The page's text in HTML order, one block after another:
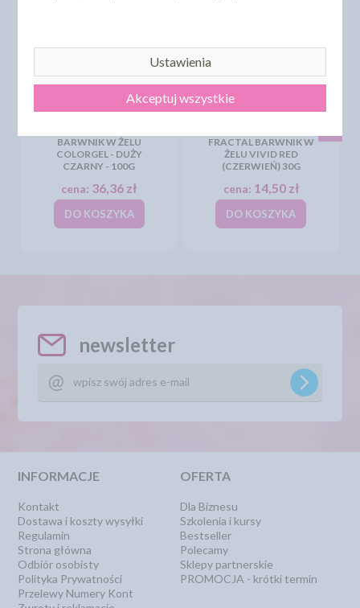
BARWNIK W ŻELU
COLORGEL - DUŻY
CZARNY - 100G
cena: 36,36 zł
DO KOSZYKA
FRACTAL BARWNIK W
ŻELU VIVID RED
(CZERWIEŃ) 30G
cena: 14,50 zł
DO KOSZYKA
newsletter
INFORMACJE
Kontakt
Dostawa i koszty wysyłki
Regulamin
Strona główna
Odbiór osobisty
Polityka Prywatności
Przelewy Numery Kont
OFERTA
Dla Biznesu
Szkolenia i kursy
Bestseller
Polecamy
Sklepy partnerskie
PROMOCJA - krótki termin
Ustawienia
Akceptuj wszystkie